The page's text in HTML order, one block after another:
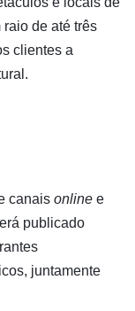
de até três
clientes a
canais online e
publicado
juntamente